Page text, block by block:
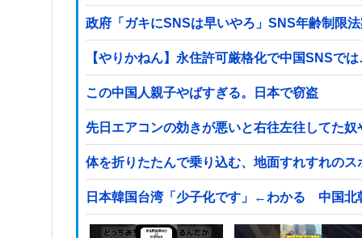
政府「ガキにSNSは早いやろ」SNS年齢制限
【やりかねん】永住許可厳格化で中国SNSで
この中国人親子やばすぎる。日本で窃盗
先日エアコンの効きが悪いと右往左往してた奴
体を折りたたんで乗り込む、地面すれすれの
日本韓国台湾「少子化です」←わかる 中国北